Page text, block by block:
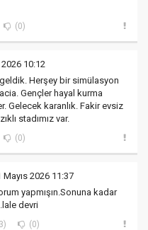
(0)
10:12
Herşey bir simülasyon
Gençler hayal kurma
Gelecek karanlık. Fakir evsiz
stadımız var.
(0)
Mayıs 2026 11:37
yapmışın.Sonuna kadar
devri
(0)